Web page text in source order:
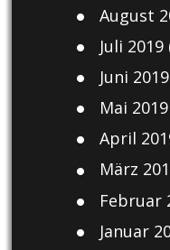
August
Juli 2019
Juni 2019
Mai 2019
April
März
Februar
Januar